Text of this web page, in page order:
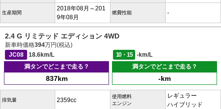
生産期間
2018年08月～201
9年08月
燃費性能 -
2.4 G リミテッド エディション 4WD
新車時価格394万円(税込)
JC08
18.6km/L 10・15
-km/L
満タンでどこまで走る？
837km
満タンでどこまで走る？
-km
排気量 2359cc
使用燃料
エンジン
レギュラー
ハイブリッド